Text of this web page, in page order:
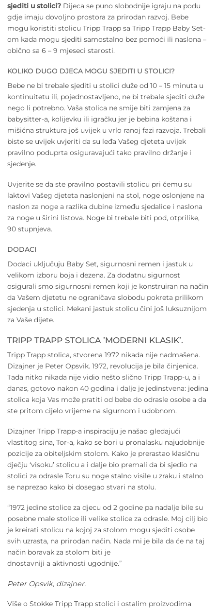
sjediti u stolici? Dijeca se puno slobodnije igraju na podu
gdje imaju dovoljno prostora za prirodan razvoj. Bebe
mogu koristiti stolicu Tripp Trapp sa Tripp Trapp Baby Set-
om kada mogu sjediti samostalno bez pomoći ili naslona –
obično sa 6 – 9 mjeseci starosti.
KOLIKO DUGO DJECA MOGU SJEDITI U STOLICI?
Bebe ne bi trebale sjediti u stolici duže od 10 – 15 minuta u
kontinuitetu ili, pojednostavljeno, ne bi trebale sjediti duže
nego li potrebno. Vaša stolica ne smije biti zamjena za
babysitter-a, kolijevku ili igračku jer je bebina koštana i
mišićna struktura još uvijek u vrlo ranoj fazi razvoja. Trebali
biste se uvijek uvjeriti da su leđa Vašeg djeteta uvijek
pravilno poduprta osiguravajući tako pravilno držanje i
sjedenje.
Uvjerite se da ste pravilno postavili stolicu pri čemu su
laktovi Vašeg djeteta naslonjeni na stol, noge oslonjene na
naslon za noge a razlika dubine između sjedalice i naslona
za noge u širini listova. Noge bi trebale biti pod, otprilike,
90 stupnjeva.
DODACI
Dodaci uključuju Baby Set, sigurnosni remen i jastuk u
velikom izboru boja i dezena. Za dodatnu sigurnost
osigurali smo sigurnosni remen koji je konstruiran na način
da Vašem djetetu ne ograničava slobodu pokreta prilikom
sjedenja u stolici. Mekani jastuk stolicu čini još luksuznijom
za Vaše dijete.
TRIPP TRAPP STOLICA ’MODERNI KLASIK’.
Tripp Trapp stolica, stvorena 1972 nikada nije nadmašena.
Dizajner je Peter Opsvik. 1972, revolucija je bila činjenica.
Tada nitko nikada nije vidio nešto slično Tripp Trapp-u, a i
danas, gotovo nakon 40 godina i dalje je jedinstvena: jedina
stolica koja Vas može pratiti od bebe do odrasle osobe a da
ste pritom cijelo vrijeme na sigurnom i udobnom.
Dizajner Tripp Trapp-a inspiraciju je našao gledajući
vlastitog sina, Tor-a, kako se bori u pronalasku najudobnije
pozicije za obiteljskim stolom. Kako je prerastao klasičnu
dječju ‘visoku’ stolicu a i dalje bio premali da bi sjedio na
stolici za odrasle Toru su noge stalno visile u zraku i stalno
se naprezao kako bi dosegao stvari na stolu.
“1972 jedine stolice za djecu od 2 godine pa nadalje bile su
posebne male stolice ili velike stolice za odrasle. Moj cilj bio
je kreirati stolicu na kojoj za stolom mogu sjediti osobe
svih uzrasta, na prirodan način. Nada mi je bila da će na taj
način boravak za stolom biti je
dnostavniji a aktivnosti ugodnije.”
Peter Opsvik, dizajner.
Više o Stokke Tripp Trapp stolici i ostalim proizvodima